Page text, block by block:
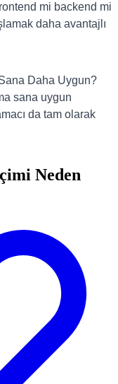
mi backend mi
daha avantajlı
Daha Uygun?
sana uygun
da tam olarak
Neden